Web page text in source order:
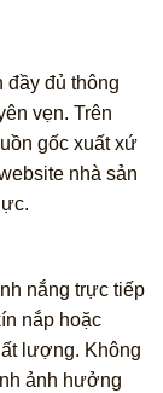
đầy đủ thông
vẹn. Trên
gốc xuất xứ
nhà sản
nắng trực tiếp
nắp hoặc
lượng. Không
ảnh hưởng